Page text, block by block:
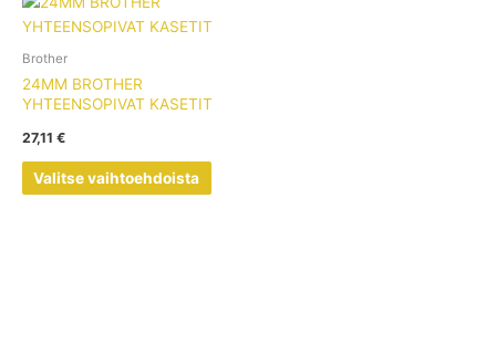
Brother
24MM BROTHER
YHTEENSOPIVAT KASETIT
27,11 €
Valitse vaihtoehdoista
tuotteella
muunnelma.
tuotteen